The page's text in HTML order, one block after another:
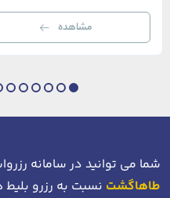
رستوران‌ها و ویلاها در هم آمیخته و
بی‌نظیر از استانبول معاصر را به […]
مشاهده
شما می توانید در سامانه
طاهاگشت نسبت به رزرو بلیط